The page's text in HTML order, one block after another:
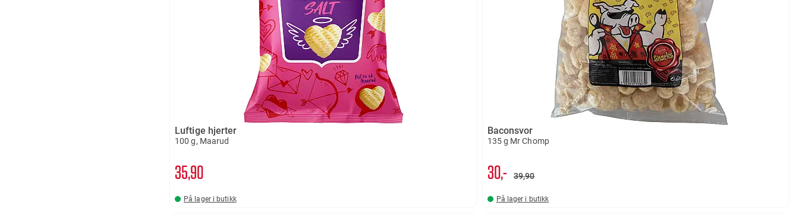
Luftige hjerter
100 g, Maarud
3590
På lager i butikk
Baconsvor
135 g Mr Chomp
30,- 3990
På lager i butikk